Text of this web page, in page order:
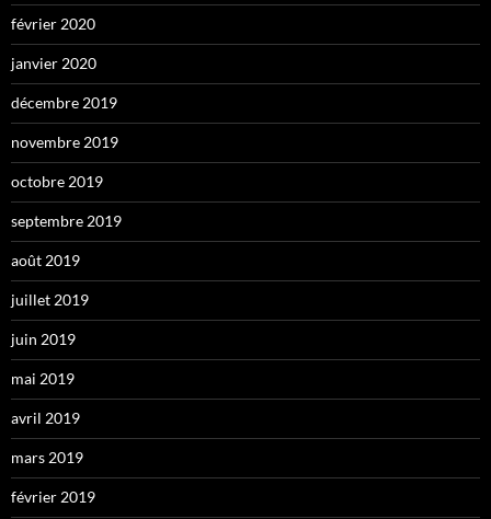
février 2020
janvier 2020
décembre 2019
novembre 2019
octobre 2019
septembre 2019
août 2019
juillet 2019
juin 2019
mai 2019
avril 2019
mars 2019
février 2019